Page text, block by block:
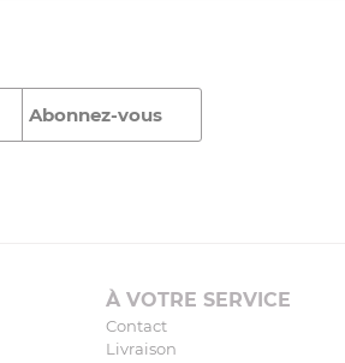
À VOTRE SERVICE
Contact
Livraison